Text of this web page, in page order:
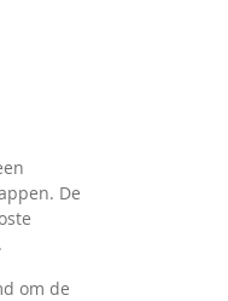
De
om de